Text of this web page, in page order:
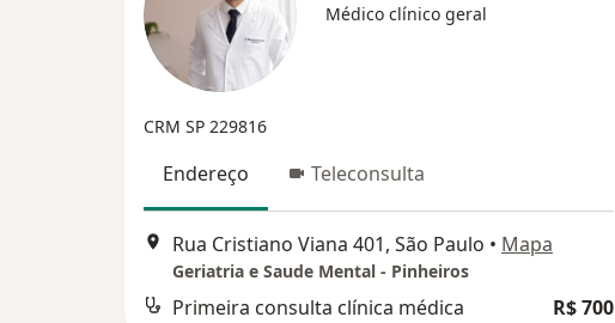
Médico clínico geral
CRM SP 229816
Endereço Teleconsulta
Rua Cristiano Viana 401, São Paulo • Mapa
Geriatria e Saude Mental - Pinheiros
Primeira consulta clínica médica R$ 700